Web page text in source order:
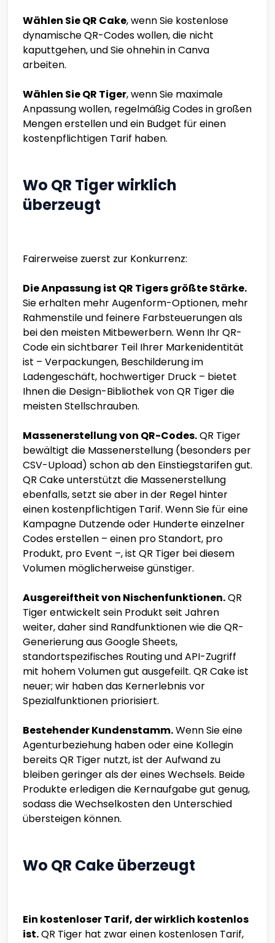
Wählen Sie QR Cake, wenn Sie kostenlose
dynamische QR-Codes wollen, die nicht
kaputtgehen, und Sie ohnehin in Canva
arbeiten.
Wählen Sie QR Tiger, wenn Sie maximale
Anpassung wollen, regelmäßig Codes in großen
Mengen erstellen und ein Budget für einen
kostenpflichtigen Tarif haben.
Wo QR Tiger wirklich
überzeugt
Fairerweise zuerst zur Konkurrenz:
Die Anpassung ist QR Tigers größte Stärke.
Sie erhalten mehr Augenform-Optionen, mehr
Rahmenstile und feinere Farbsteuerungen als
bei den meisten Mitbewerbern. Wenn Ihr QR-
Code ein sichtbarer Teil Ihrer Markenidentität
ist – Verpackungen, Beschilderung im
Ladengeschäft, hochwertiger Druck – bietet
Ihnen die Design-Bibliothek von QR Tiger die
meisten Stellschrauben.
Massenerstellung von QR-Codes.QR Tiger
bewältigt die Massenerstellung (besonders per
CSV-Upload) schon ab den Einstiegstarifen gut.
QR Cake unterstützt die Massenerstellung
ebenfalls, setzt sie aber in der Regel hinter
einen kostenpflichtigen Tarif. Wenn Sie für eine
Kampagne Dutzende oder Hunderte einzelner
Codes erstellen – einen pro Standort, pro
Produkt, pro Event –, ist QR Tiger bei diesem
Volumen möglicherweise günstiger.
Ausgereiftheit von Nischenfunktionen.QR
Tiger entwickelt sein Produkt seit Jahren
weiter, daher sind Randfunktionen wie die QR-
Generierung aus Google Sheets,
standortspezifisches Routing und API-Zugriff
mit hohem Volumen gut ausgefeilt. QR Cake ist
neuer; wir haben das Kernerlebnis vor
Spezialfunktionen priorisiert.
Bestehender Kundenstamm.Wenn Sie eine
Agenturbeziehung haben oder eine Kollegin
bereits QR Tiger nutzt, ist der Aufwand zu
bleiben geringer als der eines Wechsels. Beide
Produkte erledigen die Kernaufgabe gut genug,
sodass die Wechselkosten den Unterschied
übersteigen können.
Wo QR Cake überzeugt
Ein kostenloser Tarif, der wirklich kostenlos
ist.QR Tiger hat zwar einen kostenlosen Tarif,